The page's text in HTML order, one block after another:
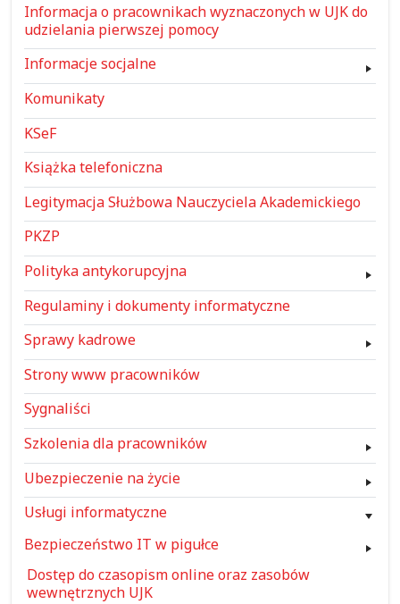
Informacja o pracownikach wyznaczonych w UJK do
udzielania pierwszej pomocy
Informacje socjalne
Komunikaty
KSeF
Książka telefoniczna
Legitymacja Służbowa Nauczyciela Akademickiego
PKZP
Polityka antykorupcyjna
Regulaminy i dokumenty informatyczne
Sprawy kadrowe
Strony www pracowników
Sygnaliści
Szkolenia dla pracowników
Ubezpieczenie na życie
Usługi informatyczne
Bezpieczeństwo IT w pigułce
Dostęp do czasopism online oraz zasobów
wewnętrznych UJK